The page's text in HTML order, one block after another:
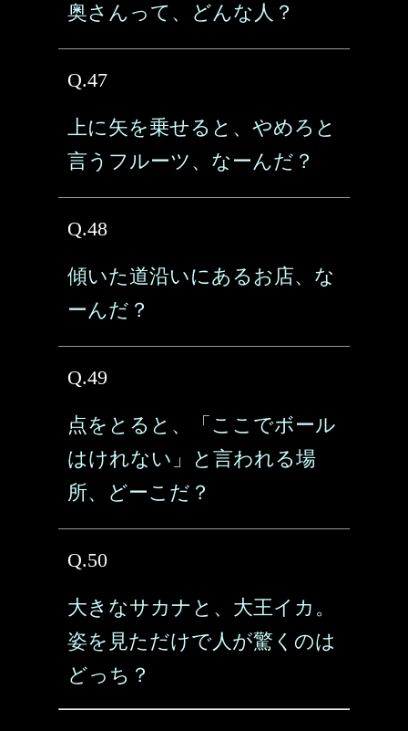
奥さんって、どんな人？
Q.47
上に矢を乗せると、やめろと
言うフルーツ、なーんだ？
Q.48
傾いた道沿いにあるお店、な
ーんだ？
Q.49
点をとると、「ここでボール
はけれない」と言われる場
所、どーこだ？
Q.50
大きなサカナと、大王イカ。
姿を見ただけで人が驚くのは
どっち？